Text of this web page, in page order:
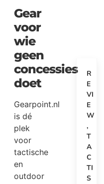
Gear
voor
wie
geen
concessies
doet
Gearpoint.nl
is dé
plek
voor
tactische
en
outdoor
R
E
VI
E
W
,
T
A
C
TI
S